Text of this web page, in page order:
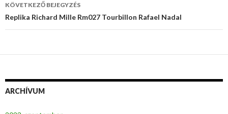
KÖVETKEZŐ BEJEGYZÉS
Replika Richard Mille Rm027 Tourbillon Rafael Nadal
ARCHÍVUM